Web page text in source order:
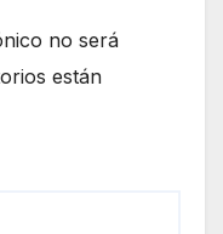
no será
están